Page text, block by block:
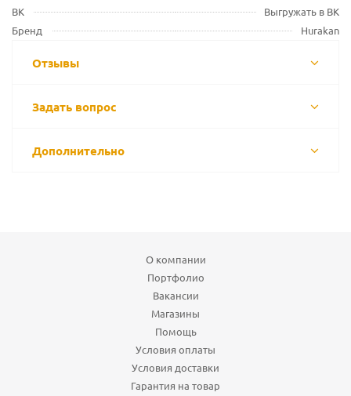
ВК
Выгружать в ВК
Бренд
Hurakan
Отзывы
Задать вопрос
Дополнительно
О компании
Портфолио
Вакансии
Магазины
Помощь
Условия оплаты
Условия доставки
Гарантия на товар